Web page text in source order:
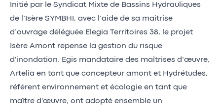
Initié par le Syndicat Mixte de Bassins Hydrauliques
de l’Isère SYMBHI, avec l’aide de sa maitrise
d’ouvrage déléguée Elegia Territoires 38, le projet
Isère Amont repense la gestion du risque
d'inondation. Egis mandataire des maîtrises d’œuvre,
Artelia en tant que concepteur amont et Hydrétudes,
référent environnement et écologie en tant que
maître d'œuvre, ont adopté ensemble un